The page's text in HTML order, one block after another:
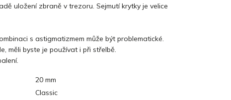
uložení zbraně v trezoru. Sejmutí krytky je velice
s astigmatizmem může být problematické.
měli byste je používat i při střelbě.
20 mm
Classic